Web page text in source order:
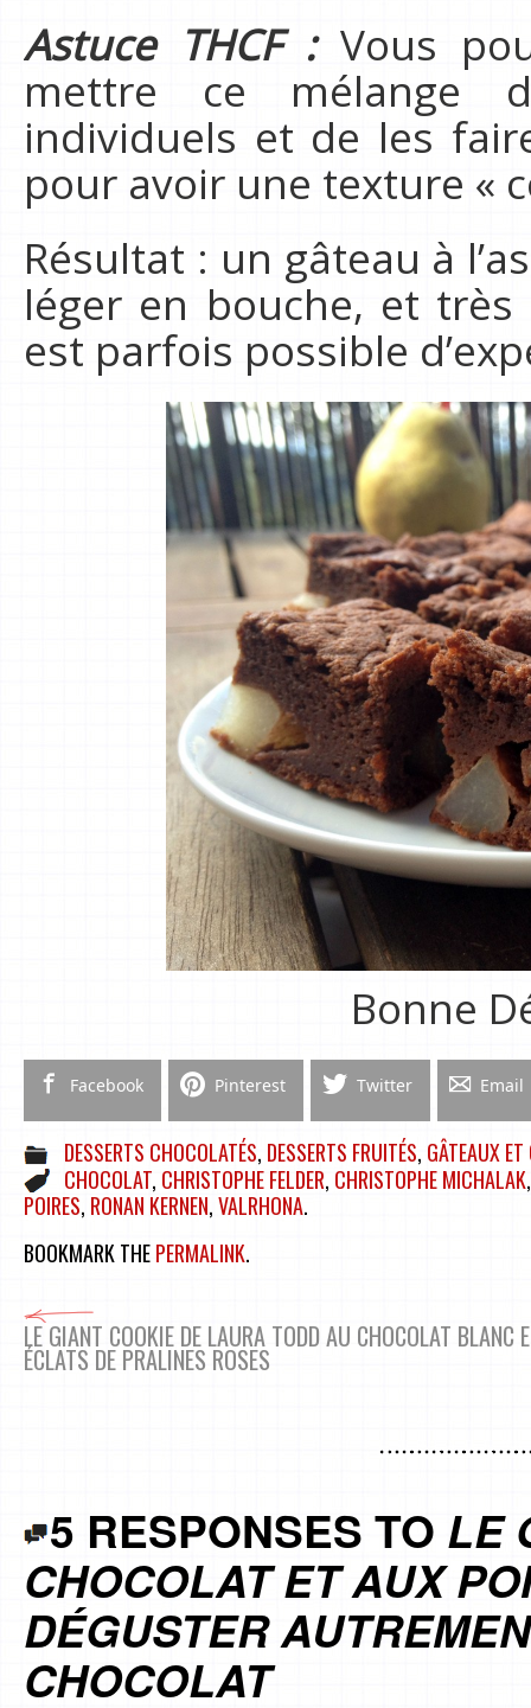
Astuce THCF :Vous
mettre ce mélange
individuels et de les
pour avoir une texture «
Résultat : un gâteau à
léger en bouche, et
est parfois possible
Bonne
Facebook Pinterest Twitter Email
DESSERTS CHOCOLATÉS, DESSERTS FRUITÉS, GÂTEAUX
CHOCOLAT, CHRISTOPHE FELDER, CHRISTOPHE MICHALAK
POIRES, RONAN KERNEN,VALRHONA.
BOOKMARK THEPERMALINK.
LE GIANT COOKIE DE LAURA TODD AU CHOCOLAT BLANC
ÉCLATS DE PRALINES ROSES
5 RESPONSES TO LE
CHOCOLAT ET AUX
DÉGUSTER
CHOCOLAT